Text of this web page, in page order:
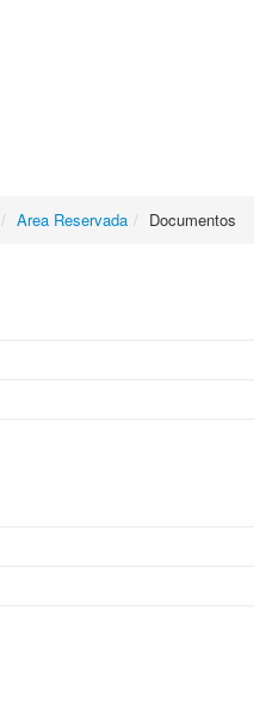
Area Reservada Documentos